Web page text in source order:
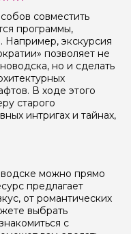
совместить
программы,
Например, экскурсия
позволяет не
но и сделать
В ходе этого
старого
интригах и тайнах,
можно прямо
предлагает
от романтических
выбрать
с